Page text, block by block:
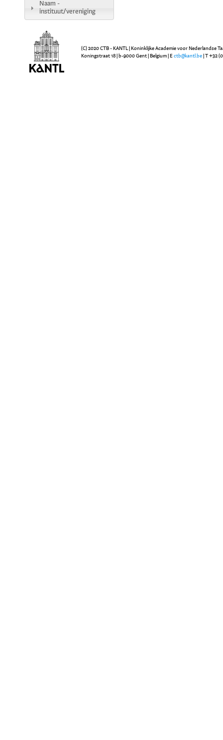
Naam -
instituut/vereniging
(C) 2020 CTB - KANTL | Koninklijke Academie voor Nederlandse
Koningstraat 18 | b-9000 Gent | Belgium | E ctb@kantl.be | T +32